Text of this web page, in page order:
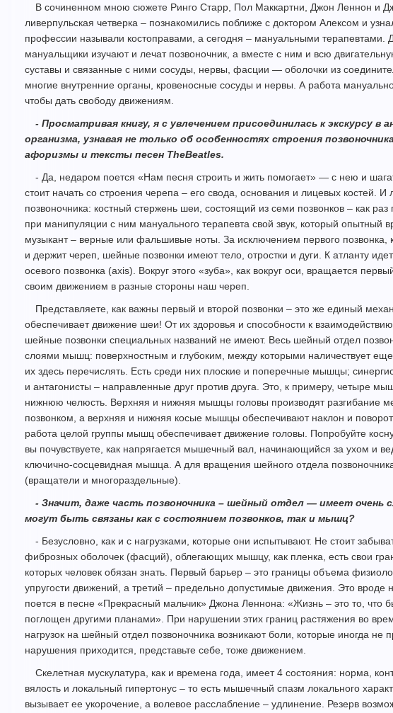
В сочиненном мною сюжете Ринго Старр, Пол Маккартни, Джон Леннон и
ливерпульская четверка – познакомились поближе с доктором Алексом и
профессии называли костоправами, а сегодня – мануальными терапевтами.
мануальщики изучают и лечат позвоночник, а вместе с ним и всю
суставы и связанные с ними сосуды, нервы, фасции — оболочки из
многие внутренние органы, кровеносные сосуды и нервы. А работа
чтобы дать свободу движениям.
- Просматривая книгу, я с увлечением присоединилась к экскурсу в
организма, узнавая не только об особенностях строения
афоризмы и тексты песен TheBeatles.
- Да, недаром поется «Нам песня строить и жить помогает» — с нею и
стоит начать со строения черепа – его свода, основания и лицевых костей.
позвоночника: костный стержень шеи, состоящий из семи позвонков – как
при манипуляции с ним мануального терапевта свой звук, который опытный
музыкант – верные или фальшивые ноты. За исключением первого позвонка,
и держит череп, шейные позвонки имеют тело, отростки и дуги. К атланту
осевого позвонка (axis). Вокруг этого «зуба», как вокруг оси, вращается
своим движением в разные стороны наш череп.
Представляете, как важны первый и второй позвонки – это же единый
обеспечивает движение шеи! От их здоровья и способности к
шейные позвонки специальных названий не имеют. Весь шейный отдел
слоями мышц: поверхностным и глубоким, между которыми наличествует
их здесь перечислять. Есть среди них плоские и поперечные мышцы;
и антагонисты – направленные друг против друга. Это, к примеру, четыре
нижнюю челюсть. Верхняя и нижняя мышцы головы производят разгибание
позвонком, а верхняя и нижняя косые мышцы обеспечивают наклон и
работа целой группы мышц обеспечивает движение головы. Попробуйте
вы почувствуете, как напрягается мышечный вал, начинающийся за ухом и
ключично-сосцевидная мышца. А для вращения шейного отдела
(вращатели и многораздельные).
- Значит, даже часть позвоночника – шейный отдел — имеет очень
могут быть связаны как с состоянием позвонков, так и мышц?
- Безусловно, как и с нагрузками, которые они испытывают. Не стоит
фиброзных оболочек (фасций), облегающих мышцу, как пленка, есть свои
которых человек обязан знать. Первый барьер – это границы объема
упругости движений, а третий – предельно допустимые движения. Это вроде
поется в песне «Прекрасный мальчик» Джона Леннона: «Жизнь – это то, что
поглощен другими планами». При нарушении этих границ растяжения во
нагрузок на шейный отдел позвоночника возникают боли, которые иногда не
нарушения приходится, представьте себе, тоже движением.
Скелетная мускулатура, как и времена года, имеет 4 состояния: норма,
вялость и локальный гипертонус – то есть мышечный спазм локального
вызывает ее укорочение, а волевое расслабление – удлинение. Резерв